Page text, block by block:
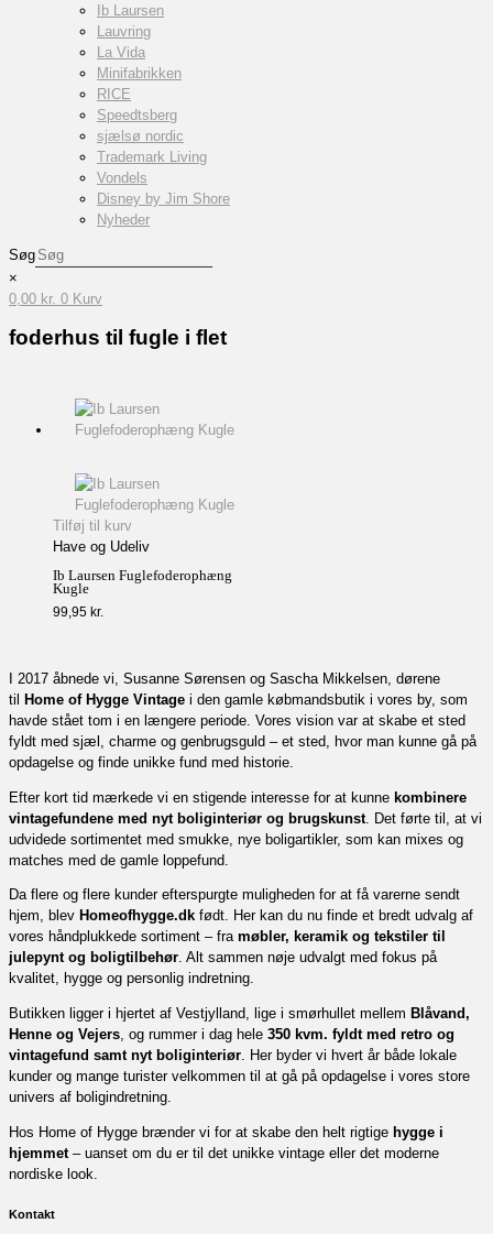
Ib Laursen
Lauvring
La Vida
Minifabrikken
RICE
Speedtsberg
sjælsø nordic
Trademark Living
Vondels
Disney by Jim Shore
Nyheder
Søg
×
0,00 kr. 0 Kurv
foderhus til fugle i flet
Tilføj til kurv
Have og Udeliv
Ib Laursen Fuglefoderophæng
Kugle
99,95 kr.
I 2017 åbnede vi, Susanne Sørensen og Sascha Mikkelsen, dørene
til
Home of Hygge Vintage i den gamle købmandsbutik i vores by, som
havde stået tom i en længere periode. Vores vision var at skabe et sted
fyldt med sjæl, charme og genbrugsguld – et sted, hvor man kunne gå på
opdagelse og finde unikke fund med historie.
Efter kort tid mærkede vi en stigende interesse for at kunne kombinere
vintagefundene med nyt boliginteriør og brugskunst . Det førte til, at vi
udvidede sortimentet med smukke, nye boligartikler, som kan mixes og
matches med de gamle loppefund.
Da flere og flere kunder efterspurgte muligheden for at få varerne sendt
hjem, blev Homeofhygge.dk født. Her kan du nu finde et bredt udvalg af
vores håndplukkede sortiment – fra møbler, keramik og tekstiler til
julepynt og boligtilbehør. Alt sammen nøje udvalgt med fokus på
kvalitet, hygge og personlig indretning.
Butikken ligger i hjertet af Vestjylland, lige i smørhullet mellem Blåvand,
Henne og Vejers, og rummer i dag hele 350 kvm. fyldt med retro og
vintagefund samt nyt boliginteriør. Her byder vi hvert år både lokale
kunder og mange turister velkommen til at gå på opdagelse i vores store
univers af boligindretning.
Hos Home of Hygge brænder vi for at skabe den helt rigtige hygge i
hjemmet – uanset om du er til det unikke vintage eller det moderne
nordiske look.
Kontakt